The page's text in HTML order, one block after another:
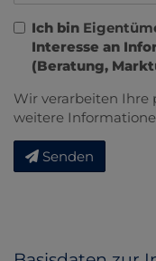
Ich bin
Interesse an
(Beratung,
Wir verarbeiten Ihre
weitere
Senden